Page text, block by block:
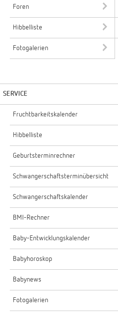
Foren
Hibbelliste
Fotogalerien
SERVICE
Fruchtbarkeitskalender
Hibbelliste
Geburtsterminrechner
Schwangerschaftsterminübersicht
Schwangerschaftskalender
BMI-Rechner
Baby-Entwicklungskalender
Babyhoroskop
Babynews
Fotogalerien